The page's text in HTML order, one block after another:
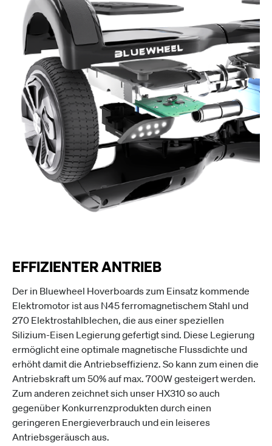
EFFIZIENTER ANTRIEB
Der in Bluewheel Hoverboards zum Einsatz kommende
Elektromotor ist aus N45 ferromagnetischem Stahl und
270 Elektrostahlblechen, die aus einer speziellen
Silizium-Eisen Legierung gefertigt sind. Diese Legierung
ermöglicht eine optimale magnetische Flussdichte und
erhöht damit die Antriebseffizienz. So kann zum einen die
Antriebskraft um 50% auf max. 700W gesteigert werden.
Zum anderen zeichnet sich unser HX310 so auch
gegenüber Konkurrenzprodukten durch einen
geringeren Energieverbrauch und ein leiseres
Antriebsgeräusch aus.